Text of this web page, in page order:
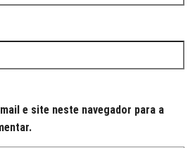
e site neste navegador para a